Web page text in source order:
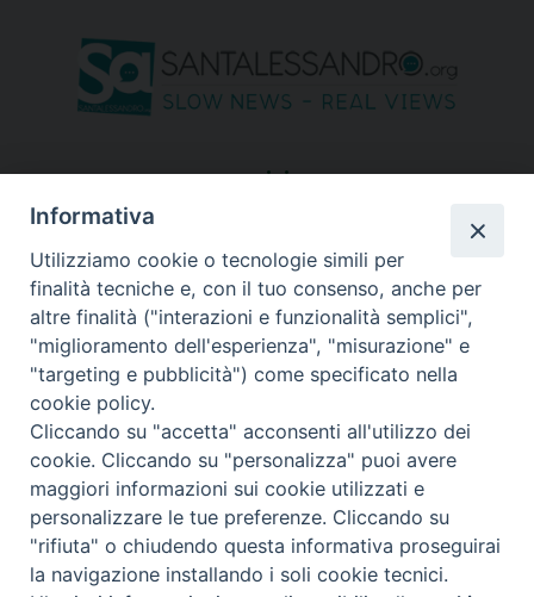
seguici su
Copyright © 2026 Diocesi di Bergamo - C. F. 01072200163 - Tutti i
diritti riservati. -Note legali -Privacy policy
Informativa
Utilizziamo cookie o tecnologie simili per
finalità tecniche e, con il tuo consenso, anche per
altre finalità ("interazioni e funzionalità semplici",
"miglioramento dell'esperienza", "misurazione" e
"targeting e pubblicità") come specificato nella
cookie policy.
Cliccando su "accetta" acconsenti all'utilizzo dei
cookie. Cliccando su "personalizza" puoi avere
maggiori informazioni sui cookie utilizzati e
personalizzare le tue preferenze. Cliccando su
"rifiuta" o chiudendo questa informativa proseguirai
la navigazione installando i soli cookie tecnici.